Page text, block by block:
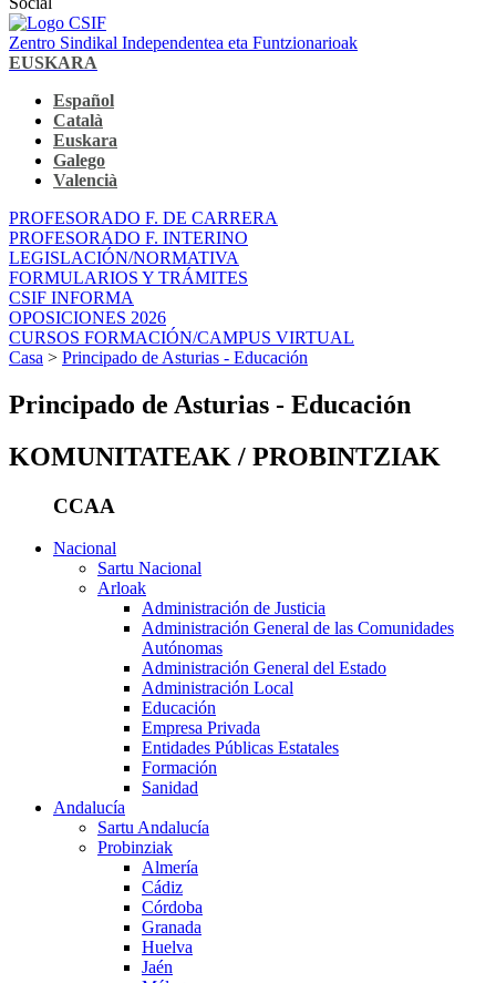
Zentro Sindikal Independentea eta Funtzionarioak
EUSKARA
Español
Català
Euskara
Galego
Valencià
PROFESORADO F. DE CARRERA
PROFESORADO F. INTERINO
LEGISLACIÓN/NORMATIVA
FORMULARIOS Y TRÁMITES
CSIF INFORMA
OPOSICIONES 2026
CURSOS FORMACIÓN/CAMPUS VIRTUAL
Casa > Principado de Asturias - Educación
Principado de Asturias - Educación
KOMUNITATEAK / PROBINTZIAK
CCAA
Nacional
Sartu Nacional
Arloak
Administración de Justicia
Administración General de las Comunidades
Autónomas
Administración General del Estado
Administración Local
Educación
Empresa Privada
Entidades Públicas Estatales
Formación
Sanidad
Andalucía
Sartu Andalucía
Probinziak
Almería
Cádiz
Córdoba
Granada
Huelva
Jaén